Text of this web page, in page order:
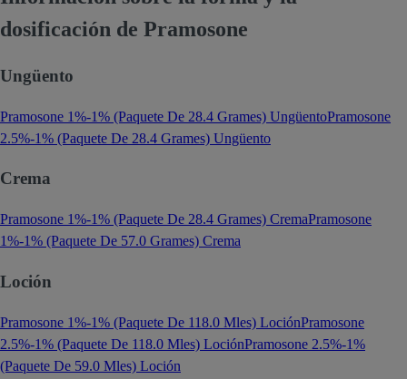
dosificación de Pramosone
Ungüento
Pramosone 1%-1% (Paquete De 28.4 Grames) UngüentoPramosone
2.5%-1% (Paquete De 28.4 Grames) Ungüento
Crema
Pramosone 1%-1% (Paquete De 28.4 Grames) CremaPramosone
1%-1% (Paquete De 57.0 Grames) Crema
Loción
Pramosone 1%-1% (Paquete De 118.0 Mles) LociónPramosone
2.5%-1% (Paquete De 118.0 Mles) LociónPramosone 2.5%-1%
(Paquete De 59.0 Mles) Loción